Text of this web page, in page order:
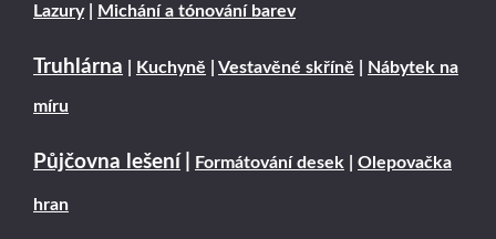
Lazury| Michání a tónování barev
Truhlárna Kuchyně Vestavěné skříně Nábytek na
míru
Půjčovna lešení Formátování desek Olepovačka
hran